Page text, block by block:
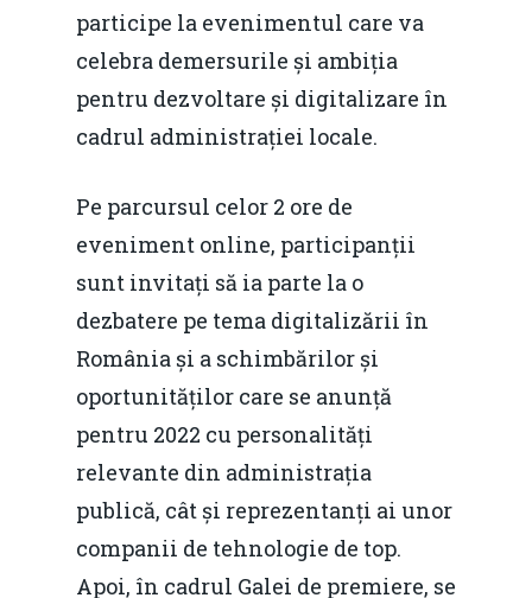
participe la evenimentul care va
celebra demersurile și ambiția
pentru dezvoltare și digitalizare în
cadrul administrației locale.
Pe parcursul celor 2 ore de
eveniment online, participanții
sunt invitați să ia parte la o
dezbatere pe tema digitalizării în
România și a schimbărilor și
oportunităților care se anunță
pentru 2022 cu personalități
relevante din administrația
publică, cât și reprezentanți ai unor
companii de tehnologie de top.
Apoi, în cadrul Galei de premiere, se